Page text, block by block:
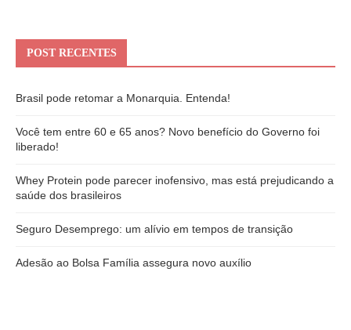
POST RECENTES
Brasil pode retomar a Monarquia. Entenda!
Você tem entre 60 e 65 anos? Novo benefício do Governo foi
liberado!
Whey Protein pode parecer inofensivo, mas está prejudicando a
saúde dos brasileiros
Seguro Desemprego: um alívio em tempos de transição
Adesão ao Bolsa Família assegura novo auxílio